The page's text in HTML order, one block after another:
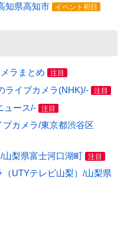
知県高知市 イベント初日
ラまとめ 注目
ライブカメラ(NHK)/- 注目
ュース/- 注目
カメラ/東京都渋谷区
梨県富士河口湖町 注目
UTYテレビ山梨）/山梨県